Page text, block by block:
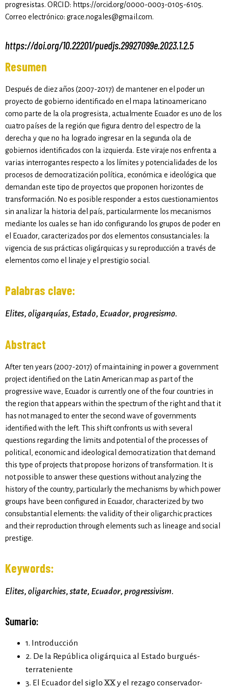
progresistas. ORCID: https://orcid.org/0000-0003-0105-6105.
Correo electrónico: grace.nogales@gmail.com.
https://doi.org/10.22201/puedjs.29927099e.2023.1.2.5
Resumen
Después de diez años (2007-2017) de mantener en el poder un
proyecto de gobierno identificado en el mapa latinoamericano
como parte de la ola progresista, actualmente Ecuador es uno de los
cuatro países de la región que figura dentro del espectro de la
derecha y que no ha logrado ingresar en la segunda ola de
gobiernos identificados con la izquierda. Este viraje nos enfrenta a
varias interrogantes respecto a los límites y potencialidades de los
procesos de democratización política, económica e ideológica que
demandan este tipo de proyectos que proponen horizontes de
transformación. No es posible responder a estos cuestionamientos
sin analizar la historia del país, particularmente los mecanismos
mediante los cuales se han ido configurando los grupos de poder en
el Ecuador, caracterizados por dos elementos consustanciales: la
vigencia de sus prácticas oligárquicas y su reproducción a través de
elementos como el linaje y el prestigio social.
Palabras clave:
Elites, oligarquías, Estado, Ecuador, progresismo.
Abstract
After ten years (2007-2017) of maintaining in power a government
project identified on the Latin American map as part of the
progressive wave, Ecuador is currently one of the four countries in
the region that appears within the spectrum of the right and that it
has not managed to enter the second wave of governments
identified with the left. This shift confronts us with several
questions regarding the limits and potential of the processes of
political, economic and ideological democratization that demand
this type of projects that propose horizons of transformation. It is
not possible to answer these questions without analyzing the
history of the country, particularly the mechanisms by which power
groups have been configured in Ecuador, characterized by two
consubstantial elements: the validity of their oligarchic practices
and their reproduction through elements such as lineage and social
prestige.
Keywords:
Elites, oligarchies, state, Ecuador, progressivism.
Sumario:
1. Introducción
2. De la República oligárquica al Estado burgués-
terrateniente
3. El Ecuador del siglo XX y el rezago conservador-